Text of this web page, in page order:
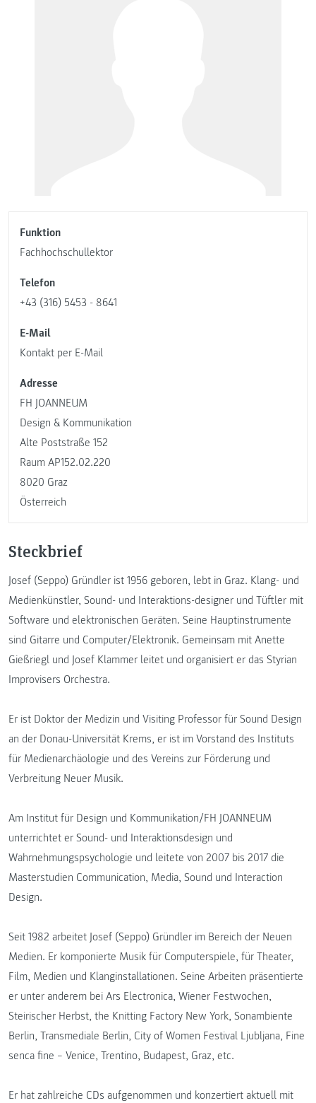
Funktion
Fachhochschullektor
Telefon
+43 (316) 5453 - 8641
E-Mail
Kontakt per E-Mail
Adresse
FH JOANNEUM
Design & Kommunikation
Alte Poststraße 152
Raum AP152.02.220
8020 Graz
Österreich
Steckbrief
Josef (Seppo) Gründler ist 1956 geboren, lebt in Graz. Klang- und
Medienkünstler, Sound- und Interaktions-designer und Tüftler mit
Software und elektronischen Geräten. Seine Hauptinstrumente
sind Gitarre und Computer/Elektronik. Gemeinsam mit Anette
Gießriegl und Josef Klammer leitet und organisiert er das Styrian
Improvisers Orchestra.
Er ist Doktor der Medizin und Visiting Professor für Sound Design
an der Donau-Universität Krems, er ist im Vorstand des Instituts
für Medienarchäologie und des Vereins zur Förderung und
Verbreitung Neuer Musik.
Am Institut für Design und Kommunikation/FH JOANNEUM
unterrichtet er Sound- und Interaktionsdesign und
Wahrnehmungspsychologie und leitete von 2007 bis 2017 die
Masterstudien Communication, Media, Sound und Interaction
Design.
Seit 1982 arbeitet Josef (Seppo) Gründler im Bereich der Neuen
Medien. Er komponierte Musik für Computerspiele, für Theater,
Film, Medien und Klanginstallationen. Seine Arbeiten präsentierte
er unter anderem bei Ars Electronica, Wiener Festwochen,
Steirischer Herbst, the Knitting Factory New York, Sonambiente
Berlin, Transmediale Berlin, City of Women Festival Ljubljana, Fine
senca fine – Venice, Trentino, Budapest, Graz, etc.
Er hat zahlreiche CDs aufgenommen und konzertiert aktuell mit